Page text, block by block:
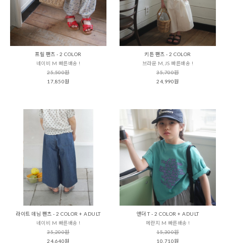
프릴 팬츠 - 2 COLOR
네이비 M 빠른배송 !
25,500원
17,850원
키튼 팬츠 - 2 COLOR
브라운 M,JS 빠른배송 !
35,700원
24,990원
라이트 데님 팬츠 - 2 COLOR + ADULT
네이비 M 빠른배송 !
35,200원
24,640원
앤더 T - 2 COLOR + ADULT
메란지 M 빠른배송 !
15,300원
10,710원